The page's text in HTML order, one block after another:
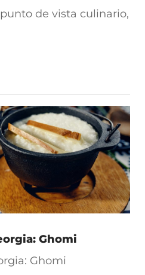
de vista culinario,
Ghomi
Ghomi